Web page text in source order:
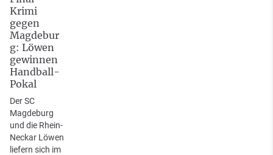
Krimi
gegen
Magdebur
g: Löwen
gewinnen
Handball-
Pokal
Der SC
Magdeburg
und die Rhein-
Neckar Löwen
liefern sich im